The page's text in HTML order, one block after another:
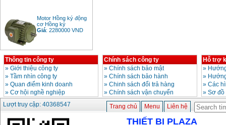
Motor Hồng ký động
cơ Hồng ký
Giá :2280000 VND
Bảng giá động cơ
diesel đầu nổ diesel
Giá:6500000
Bảng giá mũi khoan
rút lõi bê tông
330000VND
Thông tin công ty
» Giới thiệu công ty
» Tầm nhìn công ty
» Quan điểm kinh doanh
» Cơ hội nghề nghiệp
Chính sách công ty
» Chính sách bảo mật
» Chính sách bảo hành
» Chinh sách đổi trả hàng
» Chính sách vận chuyển
Hỗ trợ
»
»
» Các
» Sơ
Lượt truy cập: 40368547
Trang chủ Menu Liên hệ
THIẾT BỊ PLAZA